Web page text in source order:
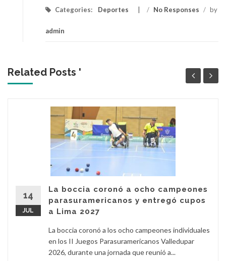
Categories: Deportes / No Responses / by
admin
Related Posts '
14
JUL
La boccia coronó a ocho campeones
parasuramericanos y entregó cupos
a Lima 2027
La boccia coronó a los ocho campeones individuales
en los II Juegos Parasuramericanos Valledupar
2026, durante una jornada que reunió a...